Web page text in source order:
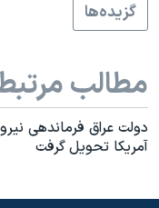
نرگس محمدی برنده
صفحه‌های ویژه
سفر پرزیدنت ترامپ به
گزيده‌ها
مطالب
دولت عراق فرماندهی
آمريکا تحويل گرفت